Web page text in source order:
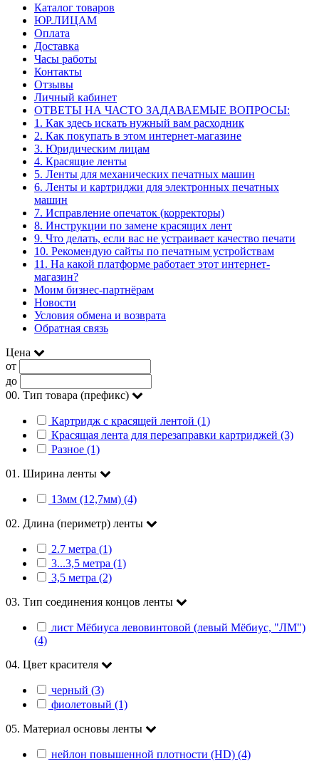
Каталог товаров
ЮР.ЛИЦАМ
Оплата
Доставка
Часы работы
Контакты
Отзывы
Личный кабинет
ОТВЕТЫ НА ЧАСТО ЗАДАВАЕМЫЕ ВОПРОСЫ:
1. Как здесь искать нужный вам расходник
2. Как покупать в этом интернет-магазине
3. Юридическим лицам
4. Красящие ленты
5. Ленты для механических печатных машин
6. Ленты и картриджи для электронных печатных
машин
7. Исправление опечаток (корректоры)
8. Инструкции по замене красящих лент
9. Что делать, если вас не устраивает качество печати
10. Рекомендую сайты по печатным устройствам
11. На какой платформе работает этот интернет-
магазин?
Моим бизнес-партнёрам
Новости
Условия обмена и возврата
Обратная связь
Цена
от
до
00. Тип товара (префикс)
Картридж с красящей лентой (1)
Красящая лента для перезаправки картриджей (3)
Разное (1)
01. Ширина ленты
13мм (12,7мм) (4)
02. Длина (периметр) ленты
2.7 метра (1)
3...3,5 метра (1)
3,5 метра (2)
03. Тип соединения концов ленты
лист Мёбиуса левовинтовой (левый Мёбиус, "ЛМ")
(4)
04. Цвет красителя
черный (3)
фиолетовый (1)
05. Материал основы ленты
нейлон повышенной плотности (HD) (4)